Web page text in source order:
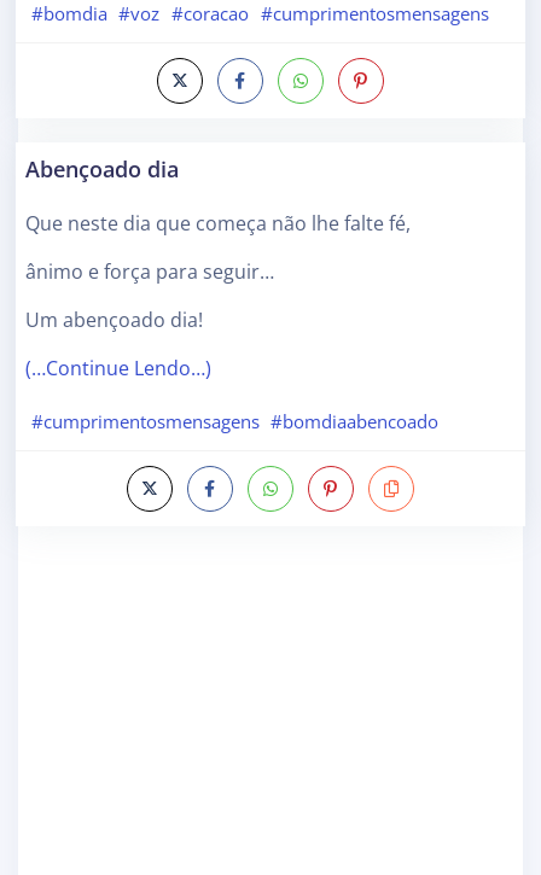
#bomdia #voz #coracao #cumprimentosmensagens
Abençoado dia
Que neste dia que começa não lhe falte fé,
ânimo e força para seguir…
Um abençoado dia!
(…Continue Lendo…)
#cumprimentosmensagens #bomdiaabencoado